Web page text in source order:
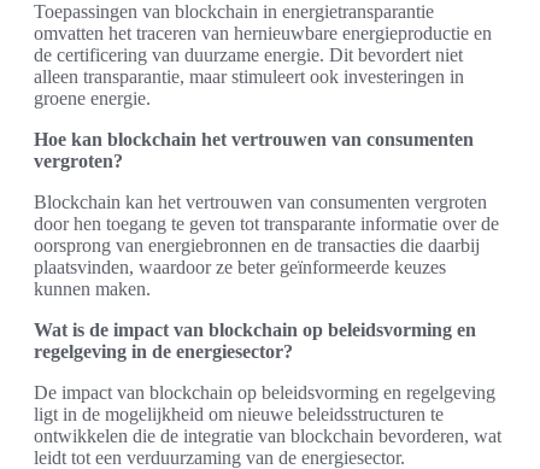
Toepassingen van blockchain in energietransparantie
omvatten het traceren van hernieuwbare energieproductie en
de certificering van duurzame energie. Dit bevordert niet
alleen transparantie, maar stimuleert ook investeringen in
groene energie.
Hoe kan blockchain het vertrouwen van consumenten
vergroten?
Blockchain kan het vertrouwen van consumenten vergroten
door hen toegang te geven tot transparante informatie over de
oorsprong van energiebronnen en de transacties die daarbij
plaatsvinden, waardoor ze beter geïnformeerde keuzes
kunnen maken.
Wat is de impact van blockchain op beleidsvorming en
regelgeving in de energiesector?
De impact van blockchain op beleidsvorming en regelgeving
ligt in de mogelijkheid om nieuwe beleidsstructuren te
ontwikkelen die de integratie van blockchain bevorderen, wat
leidt tot een verduurzaming van de energiesector.